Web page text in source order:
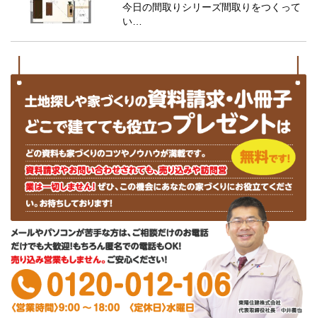
今日の間取りシリーズ間取りをつくって
い…